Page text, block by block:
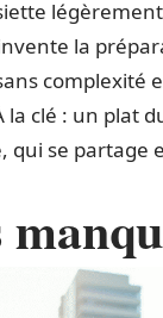
la
complexité
la clé : un plat
qui se partage